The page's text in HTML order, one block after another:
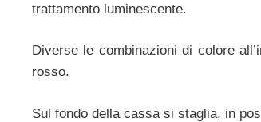
trattamento luminescente.
Diverse le combinazioni di colore
rosso.
Sul fondo della cassa si staglia, in